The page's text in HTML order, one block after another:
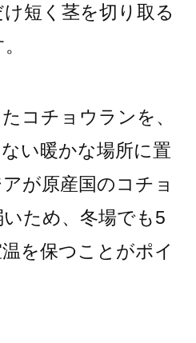
短く茎を切り取る
コチョウランを、
い暖かな場所に置
が原産国のコチョ
ため、冬場でも5
を保つことがポイ